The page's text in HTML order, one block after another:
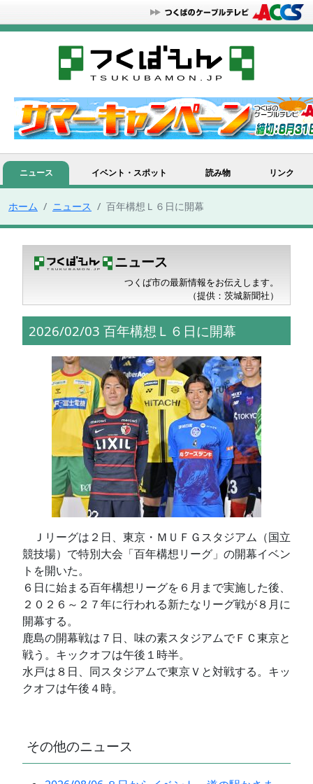
ニュース イベント・スポット 読み物 リンク
ホーム ニュース 百年構想Ｌ６日に開幕
ニュース
つくば市の最新情報をお伝えします。
（提供：茨城新聞社）
2026/02/03 百年構想Ｌ６日に開幕
Ｊリーグは２日、東京・ＭＵＦＧスタジアム（国立
競技場）で特別大会「百年構想リーグ」の開幕イベン
トを開いた。
６日に始まる百年構想リーグを６月まで実施した後、
２０２６～２７年に行われる新たなリーグ戦が８月に
開幕する。
鹿島の開幕戦は７日、味の素スタジアムでＦＣ東京と
戦う。キックオフは午後１時半。
水戸は８日、同スタジアムで東京Ｖと対戦する。キッ
クオフは午後４時。
その他のニュース